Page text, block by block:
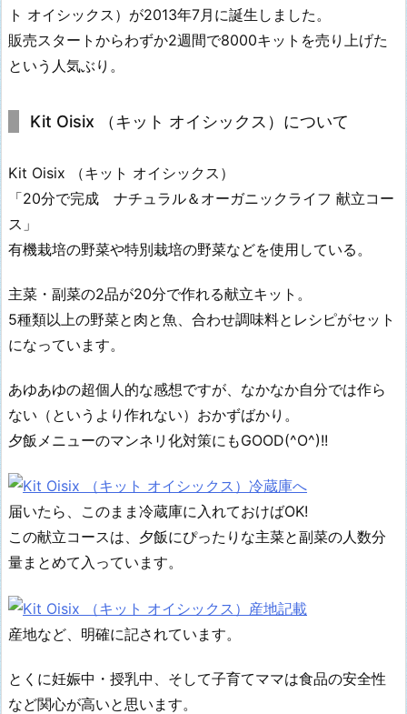
ト オイシックス）が2013年7月に誕生しました。
販売スタートからわずか2週間で8000キットを売り上げた
という人気ぶり。
Kit Oisix （キット オイシックス）について
Kit Oisix （キット オイシックス）
「20分で完成 ナチュラル＆オーガニックライフ 献立コー
ス」
有機栽培の野菜や特別栽培の野菜などを使用している。
主菜・副菜の2品が20分で作れる献立キット。
5種類以上の野菜と肉と魚、合わせ調味料とレシピがセット
になっています。
あゆあゆの超個人的な感想ですが、なかなか自分では作ら
ない（というより作れない）おかずばかり。
夕飯メニューのマンネリ化対策にもGOOD(^O^)!!
届いたら、このまま冷蔵庫に入れておけばOK!
この献立コースは、夕飯にぴったりな主菜と副菜の人数分
量まとめて入っています。
産地など、明確に記されています。
とくに妊娠中・授乳中、そして子育てママは食品の安全性
など関心が高いと思います。